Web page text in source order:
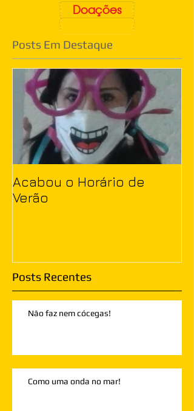
Doações
Posts Em Destaque
Acabou o Horário de
Verão
Posts Recentes
Não faz nem cócegas!
Como uma onda no mar!